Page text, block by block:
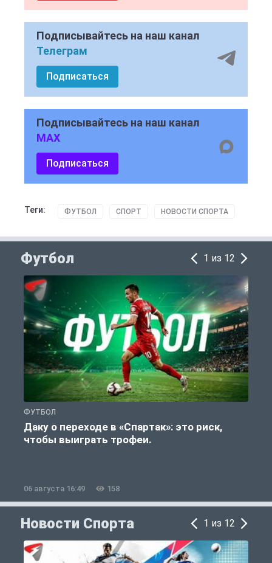
Подписывайтесь на наш канал
Телеграм
Подписаться
Подписывайтесь на наш канал
MAX
Подписаться
Теги: ФУТБОЛ СПОРТ НОВОСТИ СПОРТА
Футбол 1 из 12
ФУТБОЛ
Даку о переходе в «Спартак»: это риск,
чтобы выиграть трофеи.
06 августа 16:49 158
Новости Спорта 1 из 12